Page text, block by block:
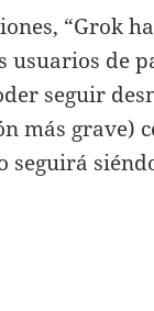
“Grok
de
seguir
más grave)
seguirá